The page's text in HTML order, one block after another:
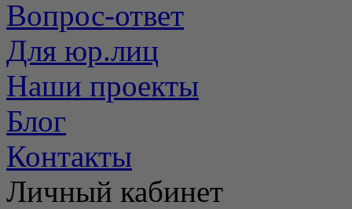
Вопрос-ответ
Для юр.лиц
Наши проекты
Блог
Контакты
Личный кабинет